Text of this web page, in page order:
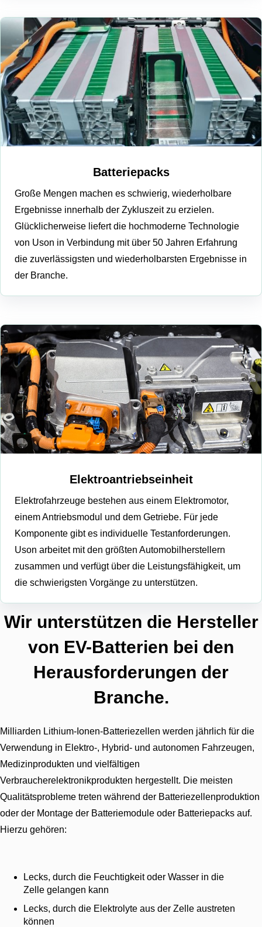
Batteriepacks
Große Mengen machen es schwierig, wiederholbare
Ergebnisse innerhalb der Zykluszeit zu erzielen.
Glücklicherweise liefert die hochmoderne Technologie
von Uson in Verbindung mit über 50 Jahren Erfahrung
die zuverlässigsten und wiederholbarsten Ergebnisse in
der Branche.
Elektroantriebseinheit
Elektrofahrzeuge bestehen aus einem Elektromotor,
einem Antriebsmodul und dem Getriebe. Für jede
Komponente gibt es individuelle Testanforderungen.
Uson arbeitet mit den größten Automobilherstellern
zusammen und verfügt über die Leistungsfähigkeit, um
die schwierigsten Vorgänge zu unterstützen.
Wir unterstützen die Hersteller
von EV-Batterien bei den
Herausforderungen der
Branche.
Milliarden Lithium-Ionen-Batteriezellen werden jährlich für die
Verwendung in Elektro-, Hybrid- und autonomen Fahrzeugen,
Medizinprodukten und vielfältigen
Verbraucherelektronikprodukten hergestellt. Die meisten
Qualitätsprobleme treten während der Batteriezellenproduktion
oder der Montage der Batteriemodule oder Batteriepacks auf.
Hierzu gehören:
Lecks, durch die Feuchtigkeit oder Wasser in die
Zelle gelangen kann
Lecks, durch die Elektrolyte aus der Zelle austreten
können